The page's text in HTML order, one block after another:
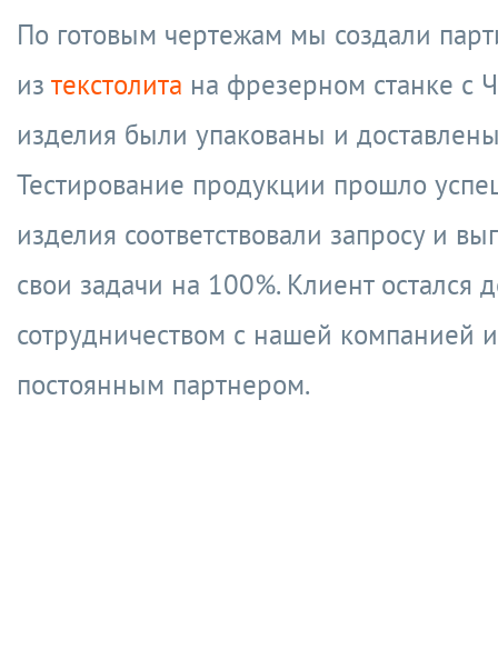
По готовым чертежам мы создали
из текстолита на фрезерном станке с
изделия были упакованы и
Тестирование продукции прошло
изделия соответствовали запросу и
свои задачи на 100%. Клиент остался
сотрудничеством с нашей компанией
постоянным партнером.